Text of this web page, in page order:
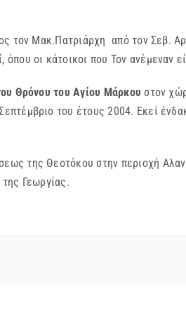
τον Μακ.Πατριάρχη από τον Σεβ.
οι κάτοικοι που Τον ανέμεναν
Θρόνου του Αγίου Μάρκου στον
του έτους 2004. Εκεί
της Θεοτόκου στην περιοχή
Γεωργίας.